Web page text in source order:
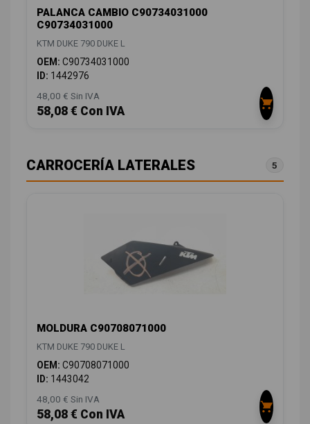
PALANCA CAMBIO C90734031000
C90734031000
KTM DUKE 790 DUKE L
OEM: C90734031000
ID: 1442976
48,00 € Sin IVA
58,08 € Con IVA
CARROCERÍA LATERALES 5
MOLDURA C90708071000
KTM DUKE 790 DUKE L
OEM: C90708071000
ID: 1443042
48,00 € Sin IVA
58,08 € Con IVA